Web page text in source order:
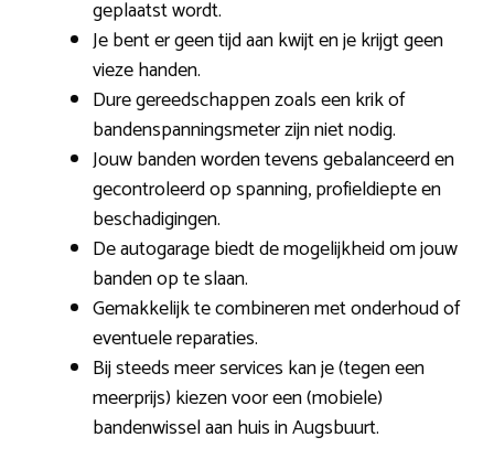
geplaatst wordt.
Je bent er geen tijd aan kwijt en je krijgt geen
vieze handen.
Dure gereedschappen zoals een krik of
bandenspanningsmeter zijn niet nodig.
Jouw banden worden tevens gebalanceerd en
gecontroleerd op spanning, profieldiepte en
beschadigingen.
De autogarage biedt de mogelijkheid om jouw
banden op te slaan.
Gemakkelijk te combineren met onderhoud of
eventuele reparaties.
Bij steeds meer services kan je (tegen een
meerprijs) kiezen voor een (mobiele)
bandenwissel aan huis in Augsbuurt.